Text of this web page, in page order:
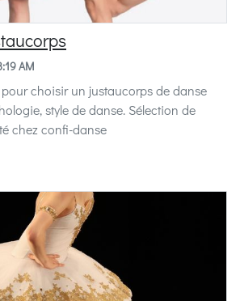
AM
choisir un justaucorps de danse
style de danse. Sélection de
chez confi-danse